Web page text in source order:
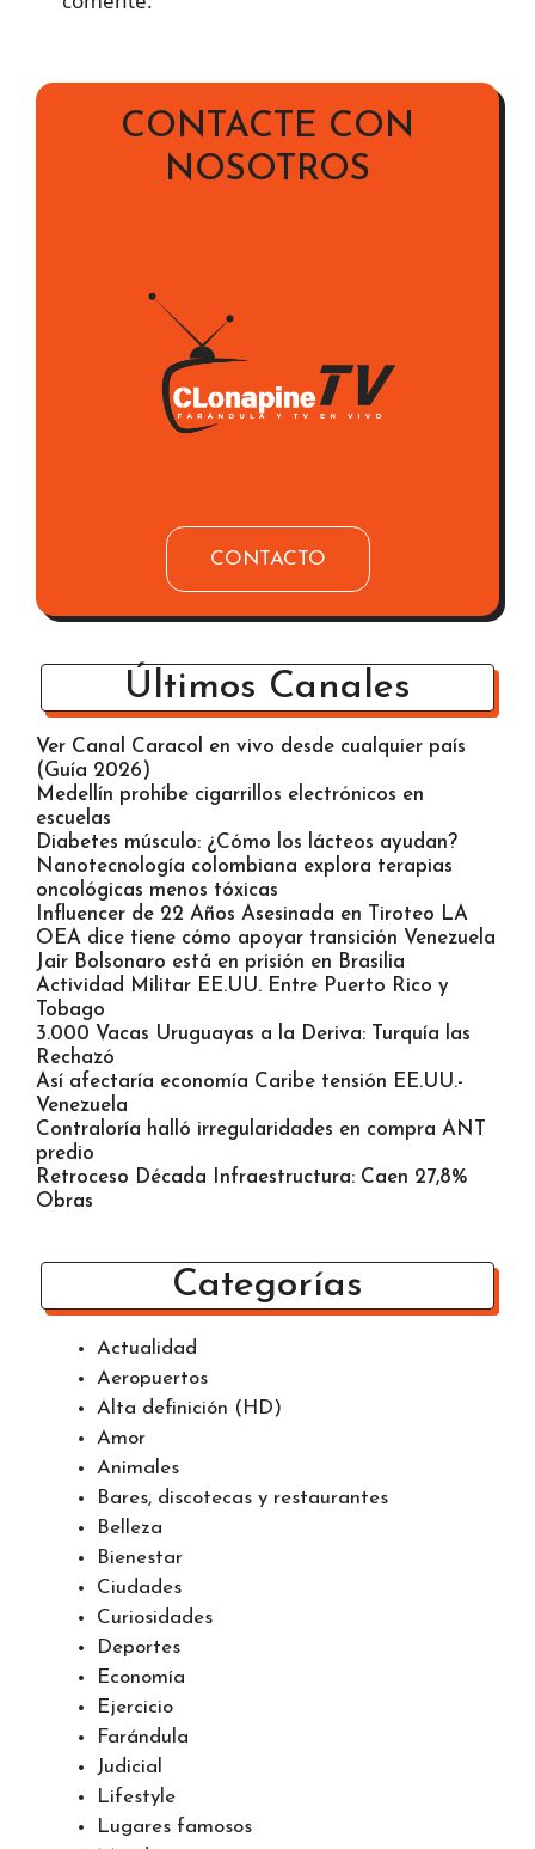
CONTACTE CON
NOSOTROS
CONTACTO
Últimos Canales
Ver Canal Caracol en vivo desde cualquier país
(Guía 2026)
Medellín prohíbe cigarrillos electrónicos en
escuelas
Diabetes músculo: ¿Cómo los lácteos ayudan?
Nanotecnología colombiana explora terapias
oncológicas menos tóxicas
Influencer de 22 Años Asesinada en Tiroteo LA
OEA dice tiene cómo apoyar transición Venezuela
Jair Bolsonaro está en prisión en Brasilia
Actividad Militar EE.UU. Entre Puerto Rico y
Tobago
3.000 Vacas Uruguayas a la Deriva: Turquía las
Rechazó
Así afectaría economía Caribe tensión EE.UU.-
Venezuela
Contraloría halló irregularidades en compra ANT
predio
Retroceso Década Infraestructura: Caen 27,8%
Obras
Categorías
Actualidad
Aeropuertos
Alta definición (HD)
Amor
Animales
Bares, discotecas y restaurantes
Belleza
Bienestar
Ciudades
Curiosidades
Deportes
Economía
Ejercicio
Farándula
Judicial
Lifestyle
Lugares famosos